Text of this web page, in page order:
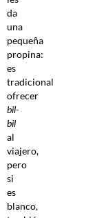
da
una
pequeña
propina:
es
tradicional
ofrecer
bil-
bil
al
viajero,
pero
si
es
blanco,